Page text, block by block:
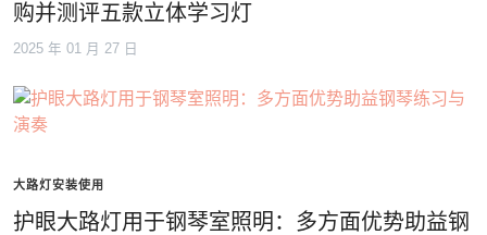
购并测评五款立体学习灯
2025 年 01 月 27 日
大路灯安装使用
护眼大路灯用于钢琴室照明：多方面优势助益钢